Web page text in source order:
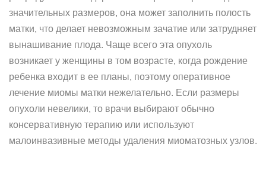
значительных размеров, она может заполнить полость
матки, что делает невозможным зачатие или затрудняет
вынашивание плода. Чаще всего эта опухоль
возникает у женщины в том возрасте, когда рождение
ребенка входит в ее планы, поэтому оперативное
лечение миомы матки нежелательно. Если размеры
опухоли невелики, то врачи выбирают обычно
консервативную терапию или используют
малоинвазивные методы удаления миоматозных узлов.